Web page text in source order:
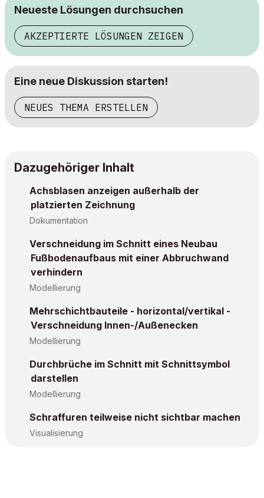
Neueste Lösungen durchsuchen
AKZEPTIERTE LÖSUNGEN ZEIGEN
Eine neue Diskussion starten!
NEUES THEMA ERSTELLEN
Dazugehöriger Inhalt
Achsblasen anzeigen außerhalb der
platzierten Zeichnung
Dokumentation
Verschneidung im Schnitt eines Neubau
Fußbodenaufbaus mit einer Abbruchwand
verhindern
Modellierung
Mehrschichtbauteile - horizontal/vertikal -
Verschneidung Innen-/Außenecken
Modellierung
Durchbrüche im Schnitt mit Schnittsymbol
darstellen
Modellierung
Schraffuren teilweise nicht sichtbar machen
Visualisierung